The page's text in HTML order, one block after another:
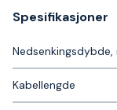
Spesifikasjoner
Nedsenkingsdybde,
Kabellengde